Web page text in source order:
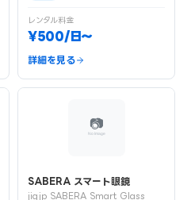
レンタル料金
¥500/日〜
詳細を見る
SABERA スマート眼鏡
jigjp SABERA Smart Glass